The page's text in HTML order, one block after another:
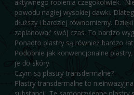
aktywnego robienia czegokolwiek.
powodu nagłej wysokiej dawki.
dłuższy i bardziej równomierny.
zaplanować swój czas. To bardzo
Ponadto plastry są również bardzo
Podobnie jak konwencjonalne
je do skóry.
Czym są plastry transdermalne?
Plastry transdermalne to
substancji. Te samoprzylepne plastry